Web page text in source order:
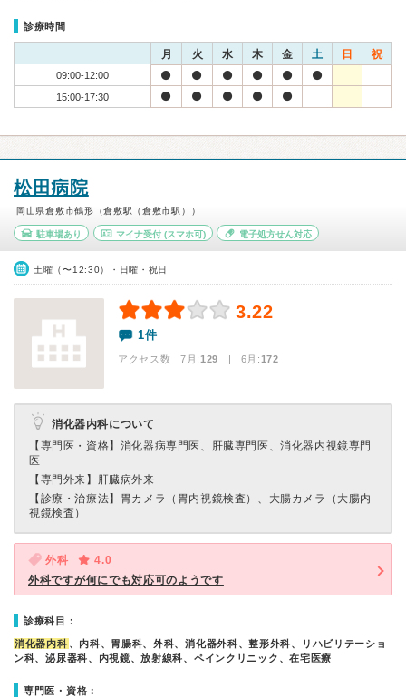
診療時間
月 火 水 木 金 土 日 祝
09:00-12:00
15:00-17:30
松田病院
岡山県倉敷市鶴形（倉敷駅（倉敷市駅））
駐車場あり マイナ受付(スマホ可) 電子処方せん対応
土曜（〜12:30）・日曜・祝日
3.22
1件
アクセス数 7月:129 | 6月:172
消化器内科について
【専門医・資格】 消化器病専門医、肝臓専門医、消化器内視鏡専門
医
【専門外来】 肝臓病外来
【診療・治療法】 胃カメラ（胃内視鏡検査）、大腸カメラ（大腸内
視鏡検査）
外科
4.0
外科ですが何にでも対応可のようです
診療科目：
消化器内科 、内科、胃腸科、外科、消化器外科、整形外科、リハビリテーショ
ン科、泌尿器科、内視鏡、放射線科、ペインクリニック、在宅医療
専門医・資格：